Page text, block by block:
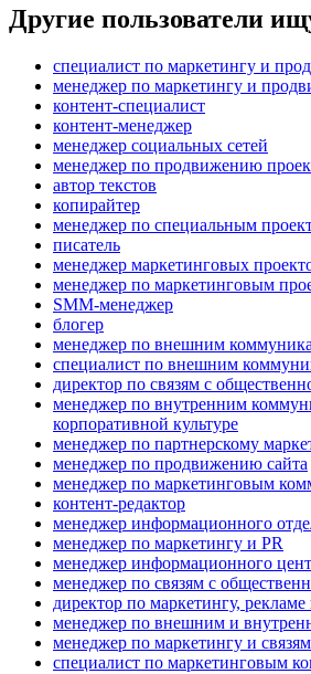
Другие пользователи
специалист по маркетингу и
менеджер по маркетингу и
контент-специалист
контент-менеджер
менеджер социальных сетей
менеджер по продвижению
автор текстов
копирайтер
менеджер по специальным
писатель
менеджер маркетинговых
менеджер по маркетинговым
SMM-менеджер
блогер
менеджер по внешним
специалист по внешним
директор по связям с
менеджер по внутренним
корпоративной культуре
менеджер по партнерскому
менеджер по продвижению сайта
менеджер по маркетинговым
контент-редактор
менеджер информационного
менеджер по маркетингу и PR
менеджер информационного
менеджер по связям с
директор по маркетингу, рекламе
менеджер по внешним и
менеджер по маркетингу и
специалист по маркетинговым